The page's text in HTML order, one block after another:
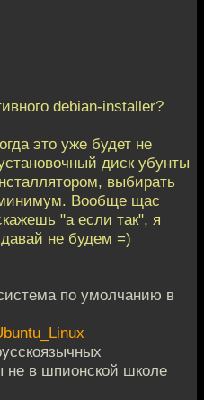
debian-installer?
это уже будет не
диск убунты
выбирать
Вообще щас
"а если так", я
не будем =)
по умолчанию в
не в шпионской школе